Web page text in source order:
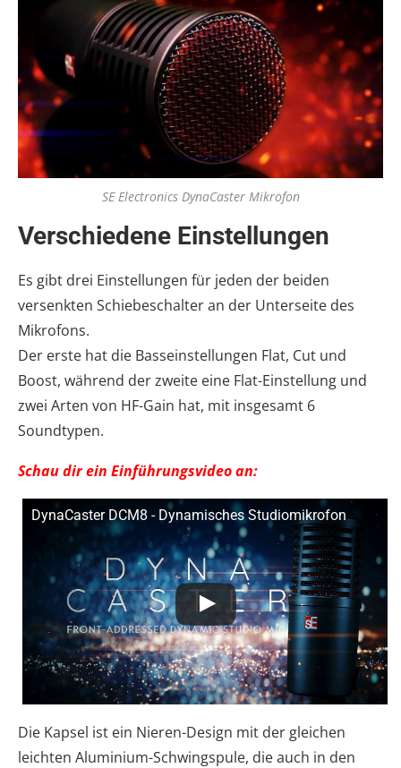
SE Electronics DynaCaster Mikrofon
Verschiedene Einstellungen
Es gibt drei Einstellungen für jeden der beiden
versenkten Schiebeschalter an der Unterseite des
Mikrofons.
Der erste hat die Basseinstellungen Flat, Cut und
Boost, während der zweite eine Flat-Einstellung und
zwei Arten von HF-Gain hat, mit insgesamt 6
Soundtypen.
Schau dir ein Einführungsvideo an:
DynaCaster DCM8 - Dynamisches Studiomikrofon
Die Kapsel ist ein Nieren-Design mit der gleichen
leichten Aluminium-Schwingspule, die auch in den